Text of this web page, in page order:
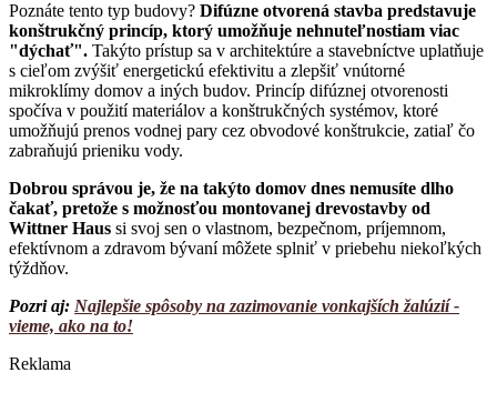
Poznáte tento typ budovy? Difúzne otvorená stavba predstavuje
konštrukčný princíp, ktorý umožňuje nehnuteľnostiam viac
"dýchať". Takýto prístup sa v architektúre a stavebníctve uplatňuje
s cieľom zvýšiť energetickú efektivitu a zlepšiť vnútorné
mikroklímy domov a iných budov. Princíp difúznej otvorenosti
spočíva v použití materiálov a konštrukčných systémov, ktoré
umožňujú prenos vodnej pary cez obvodové konštrukcie, zatiaľ čo
zabraňujú prieniku vody.
Dobrou správou je, že na takýto domov dnes nemusíte dlho
čakať, pretože s možnosťou montovanej drevostavby od
Wittner Haus si svoj sen o vlastnom, bezpečnom, príjemnom,
efektívnom a zdravom bývaní môžete splniť v priebehu niekoľkých
týždňov.
Pozri aj: Najlepšie spôsoby na zazimovanie vonkajších žalúzií -
vieme, ako na to!
Reklama